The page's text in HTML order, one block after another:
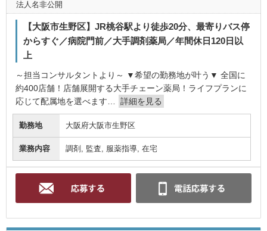
法人名非公開
【大阪市生野区】JR桃谷駅より徒歩20分、最寄りバス停
からすぐ／病院門前／大手調剤薬局／年間休日120日以
上
～担当コンサルタントより～ ▼希望の勤務地が叶う▼ 全国に
約400店舗！店舗展開する大手チェーン薬局！ライフプランに
応じて配属地を選べます…
詳細を見る
勤務地 大阪府大阪市生野区
業務内容 調剤, 監査, 服薬指導, 在宅